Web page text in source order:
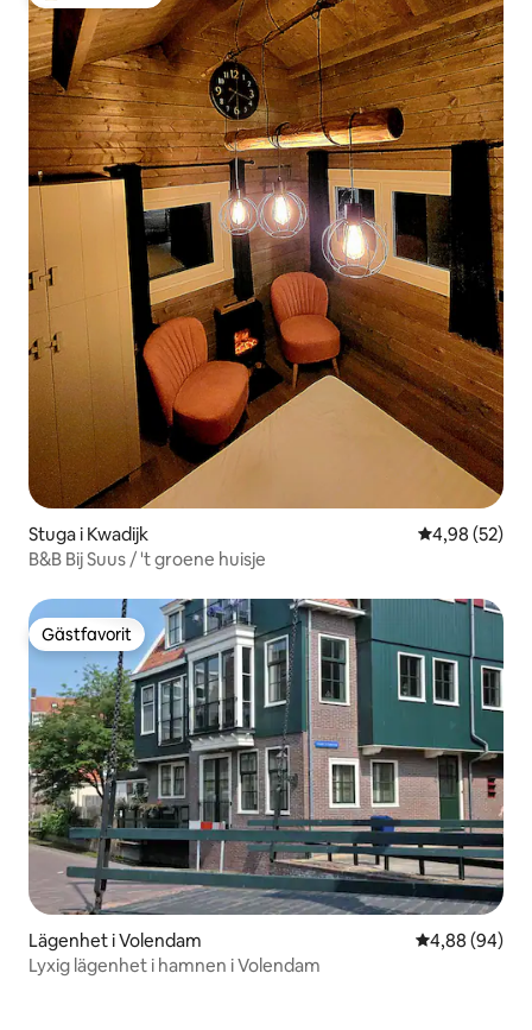
Stuga i Kwadijk 4,98 av 5 i
4,98 (52)
B&B Bij Suus / 't groene huisje
Gästfavorit
Gästfavorit
Lägenhet i Volendam 4,88 av 5 i
4,88 (94)
Lyxig lägenhet i hamnen i Volendam